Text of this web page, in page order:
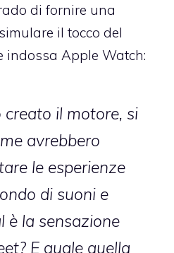
di fornire una
il tocco del
indossa Apple Watch:
il motore, si
avrebbero
le esperienze
di suoni e
è la sensazione
E quale quella